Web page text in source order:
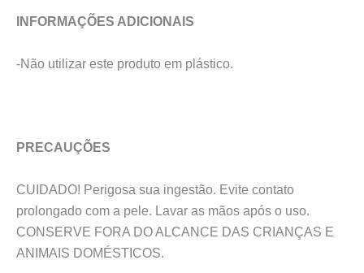
INFORMAÇÕES ADICIONAIS
-Não utilizar este produto em plástico.
PRECAUÇÕES
CUIDADO! Perigosa sua ingestão. Evite contato
prolongado com a pele. Lavar as mãos após o uso.
CONSERVE FORA DO ALCANCE DAS CRIANÇAS E
ANIMAIS DOMÉSTICOS.